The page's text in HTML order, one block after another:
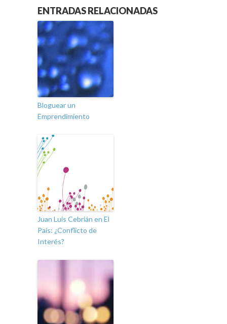
ENTRADAS RELACIONADAS
Bloguear un
Emprendimiento
Juan Luis Cebrián en El
País: ¿Conflicto de
Interés?